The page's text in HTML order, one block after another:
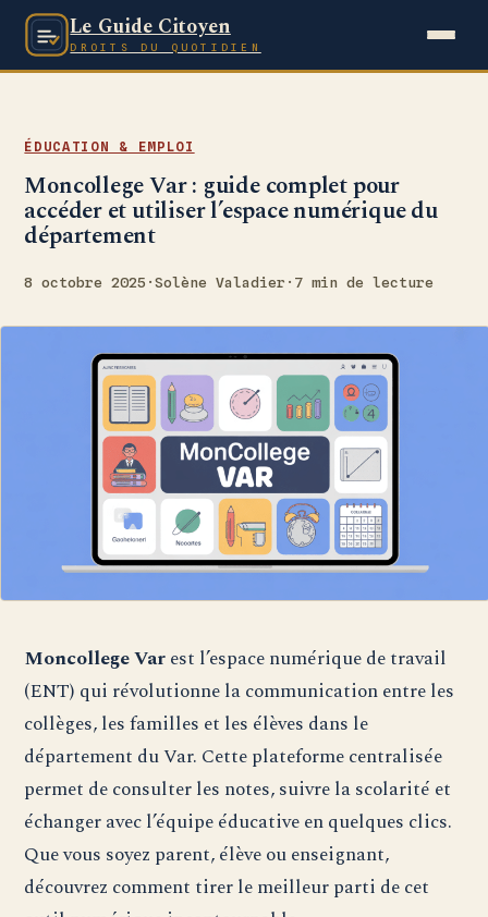
Le Guide Citoyen
DROITS DU QUOTIDIEN
ÉDUCATION & EMPLOI
Moncollege Var : guide complet pour
accéder et utiliser l’espace numérique du
département
8 octobre 2025 ·Solène Valadier · 7 min de lecture
Moncollege Varest l’espace numérique de travail
(ENT) qui révolutionne la communication entre les
collèges, les familles et les élèves dans le
département du Var. Cette plateforme centralisée
permet de consulter les notes, suivre la scolarité et
échanger avec l’équipe éducative en quelques clics.
Que vous soyez parent, élève ou enseignant,
découvrez comment tirer le meilleur parti de cet